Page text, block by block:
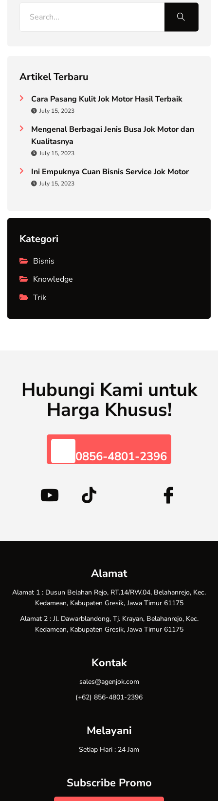
Artikel Terbaru
Cara Pasang Kulit Jok Motor Hasil Terbaik
July 15, 2023
Mengenal Berbagai Jenis Busa Jok Motor dan
Kualitasnya
July 15, 2023
Ini Empuknya Cuan Bisnis Service Jok Motor
July 15, 2023
Kategori
Bisnis
Knowledge
Trik
Hubungi Kami untuk
Harga Khusus!
0856-4801-2396
Alamat
Alamat 1 : Dusun Belahan Rejo, RT.14/RW.04, Belahanrejo, Kec.
Kedamean, Kabupaten Gresik, Jawa Timur 61175
Alamat 2 : Jl. Dawarblandong, Tj. Krayan, Belahanrejo, Kec.
Kedamean, Kabupaten Gresik, Jawa Timur 61175
Kontak
sales@agenjok.com
(+62) 856-4801-2396
Melayani
Setiap Hari : 24 Jam
Subscribe Promo